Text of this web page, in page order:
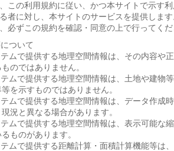
この利用規約に従い、かつ本サイトで示す
者に対し、本サイトのサービスを提供しま
必ずこの規約を確認・同意の上で行ってく
ついて
ムで提供する地理空間情報は、その内容や
のではありません。
ムで提供する地理空間情報は、土地や建物
を示すものではありません。
ムで提供する地理空間情報は、データ作成
況と異なる場合があります。
ムで提供する地理空間情報は、表示可能な
るものがあります。
ムで提供する距離計算・面積計算機能等は